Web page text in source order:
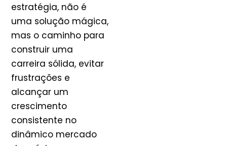
estratégia, não é
uma solução mágica,
mas o caminho para
construir uma
carreira sólida, evitar
frustrações e
alcançar um
crescimento
consistente no
dinâmico mercado